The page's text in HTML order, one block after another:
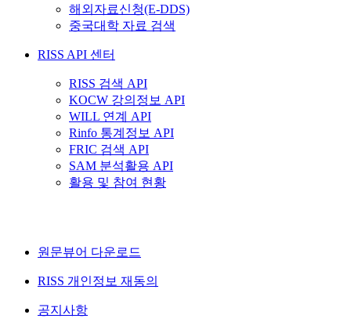
해외자료신청(E-DDS)
중국대학 자료 검색
RISS API 센터
RISS 검색 API
KOCW 강의정보 API
WILL 연계 API
Rinfo 통계정보 API
FRIC 검색 API
SAM 분석활용 API
활용 및 참여 현황
원문뷰어 다운로드
RISS 개인정보 재동의
공지사항